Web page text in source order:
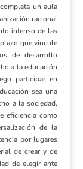
un aula
racional
intenso de las
que vincule
de desarrollo
a la educación
participar en
sea una
a la sociedad,
eficiencia como
de la
por lugares
de crear y de
de elegir ante